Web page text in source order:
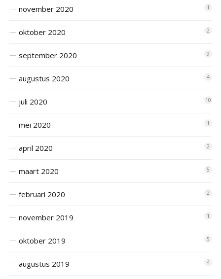
november 2020 1
oktober 2020 2
september 2020 9
augustus 2020 4
juli 2020 10
mei 2020 1
april 2020 2
maart 2020 5
februari 2020 2
november 2019 1
oktober 2019 5
augustus 2019 4